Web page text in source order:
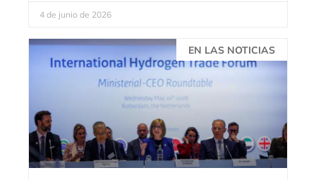
4 de junio de 2026
EN LAS NOTICIAS